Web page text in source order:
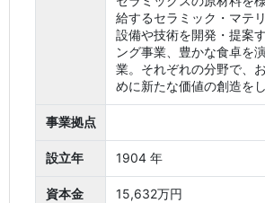
給するセラミック・マテ
設備や技術を開発・提案
ング事業、豊かな食卓を
業。それぞれの分野で、
めに新たな価値の創造をし
事業拠点
設立年 1904 年
資本金 15,632万円